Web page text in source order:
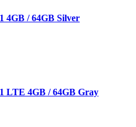
4GB / 64GB Silver
LTE 4GB / 64GB Gray